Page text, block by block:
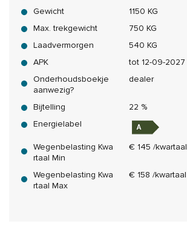
Gewicht
1150 KG
Max. trekgewicht
750 KG
Laadvermorgen
540 KG
APK
tot 12-09-2027
Onderhoudsboekje
aanwezig?
dealer
Bijtelling
22 %
Energielabel
Wegenbelasting Kwa
rtaal Min
€ 145 /kwartaal
Wegenbelasting Kwa
rtaal Max
€ 158 /kwartaal